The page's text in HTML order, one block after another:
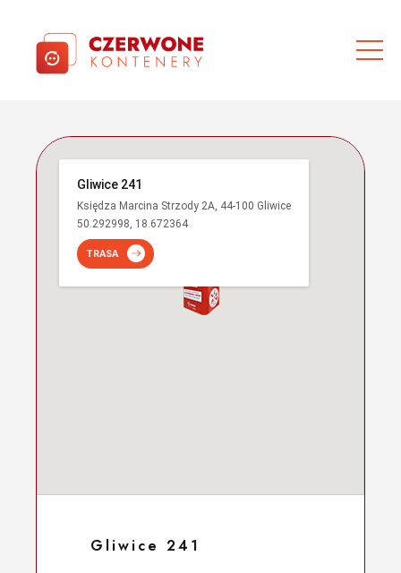
Gliwice 241
Księdza Marcina Strzody 2A, 44-100 Gliwice
50.292998, 18.672364
TRASA
Gliwice 241